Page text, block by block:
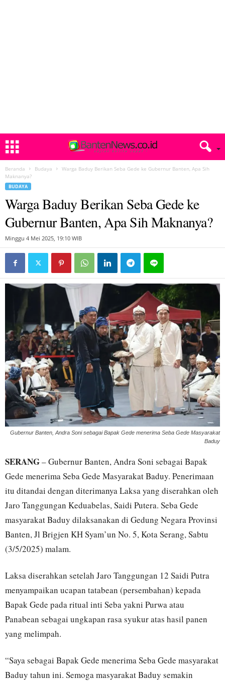
Beranda Budaya
Warga Baduy Berikan Seba Gede ke Gubernur Banten, Apa Sih
Maknanya?
BUDAYA
Warga Baduy Berikan Seba Gede ke
Gubernur Banten, Apa Sih Maknanya?
Minggu 4 Mei 2025, 19:10 WIB
Gubernur Banten, Andra Soni sebagai Bapak Gede menerima Seba Gede Masyarakat
Baduy
SERANG– Gubernur Banten, Andra Soni sebagai Bapak
Gede menerima Seba Gede Masyarakat Baduy. Penerimaan
itu ditandai dengan diterimanya Laksa yang diserahkan oleh
Jaro Tanggungan Keduabelas, Saidi Putera. Seba Gede
masyarakat Baduy dilaksanakan di Gedung Negara Provinsi
Banten, Jl Brigjen KH Syam’un No. 5, Kota Serang, Sabtu
(3/5/2025) malam.
Laksa diserahkan setelah Jaro Tanggungan 12 Saidi Putra
menyampaikan ucapan tatabean (persembahan) kepada
Bapak Gede pada ritual inti Seba yakni Purwa atau
Panabean sebagai ungkapan rasa syukur atas hasil panen
yang melimpah.
“Saya sebagai Bapak Gede menerima Seba Gede masyarakat
Baduy tahun ini. Semoga masyarakat Baduy semakin